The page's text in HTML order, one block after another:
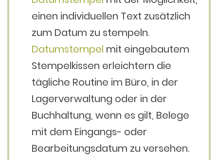
einen individuellen Text zusätzlich
zum Datum zu stempeln.
Datumstempel mit eingebautem
Stempelkissen erleichtern die
tägliche Routine im Büro, in der
Lagerverwaltung oder in der
Buchhaltung, wenn es gilt, Belege
mit dem Eingangs- oder
Bearbeitungsdatum zu versehen.